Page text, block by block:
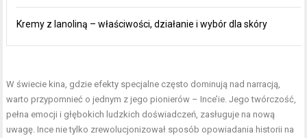
Kremy z lanoliną – właściwości, działanie i wybór dla skóry
W świecie kina, gdzie efekty specjalne często dominują nad narracją,
warto przypomnieć o jednym z jego pionierów – Ince’ie. Jego twórczość,
pełna emocji i głębokich ludzkich doświadczeń, zasługuje na nową
uwagę. Ince nie tylko zrewolucjonizował sposób opowiadania historii na